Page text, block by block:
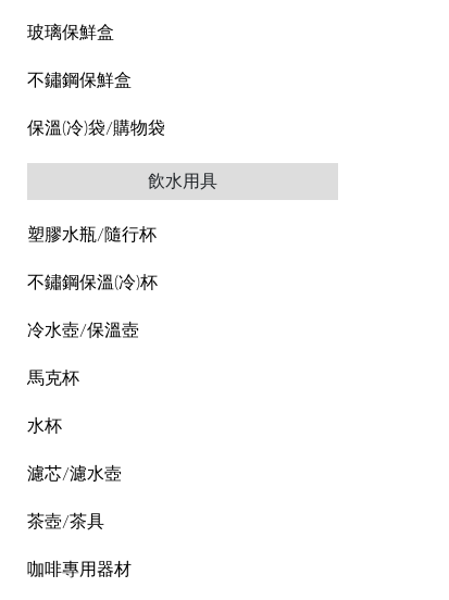
玻璃保鮮盒
不鏽鋼保鮮盒
保溫(冷)袋/購物袋
飲水用具
塑膠水瓶/隨行杯
不鏽鋼保溫(冷)杯
冷水壺/保溫壺
馬克杯
水杯
濾芯/濾水壺
茶壺/茶具
咖啡專用器材